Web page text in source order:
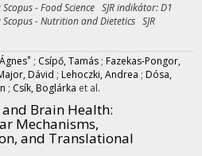
- Food Science SJR indikátor: D1
- Nutrition and Dietetics SJR
* ; Csípő, Tamás ; Fazekas-Pongor,
Dávid ; Lehoczki, Andrea ; Dósa,
; Csík, Boglárka et al.
Brain Health:
Mechanisms,
and Translational